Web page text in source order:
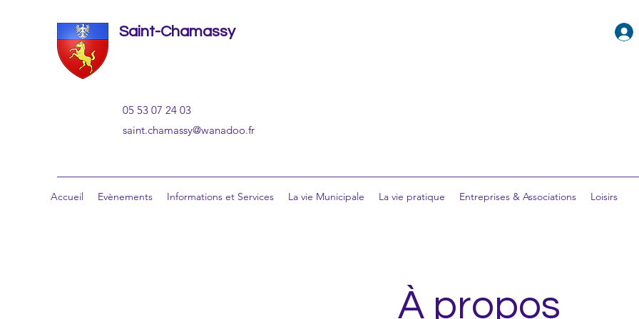
Saint-Chamassy
05 53 07 24 03
saint.chamassy@wanadoo.fr
Accueil Evènements Informations et Services La vie Municipale La vie pratique Entreprises & Associations Loisirs
À propos